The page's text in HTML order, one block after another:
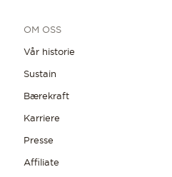
OM OSS
Vår historie
Sustain
Bærekraft
Karriere
Presse
Affiliate